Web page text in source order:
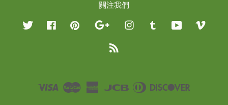
關注我們
Twitter Facebook Pinterest Google InstagramTumblr YouTube
Visa Master
American
JCB
Diners